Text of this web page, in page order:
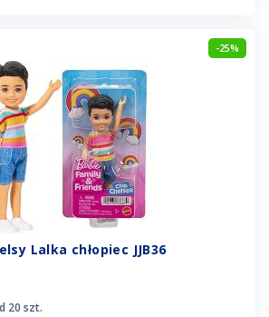
-25%
Lalka chłopiec JJB36
20 szt.